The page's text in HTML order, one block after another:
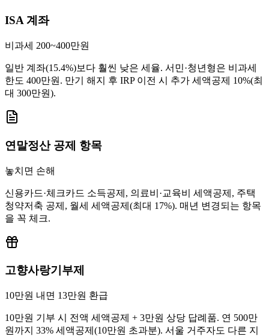
ISA 계좌
비과세 200~400만원
일반 계좌(15.4%)보다 훨씬 낮은 세율. 서민·청년형은 비과세
한도 400만원. 만기 해지 후 IRP 이전 시 추가 세액공제 10%(최
대 300만원).
연말정산 공제 항목
놓치면 손해
신용카드·체크카드 소득공제, 의료비·교육비 세액공제, 주택
청약저축 공제, 월세 세액공제(최대 17%). 매년 변경되는 항목
을 꼭 체크.
고향사랑기부제
10만원 내면 13만원 환급
10만원 기부 시 전액 세액공제 + 3만원 상당 답례품. 연 500만
원까지 33% 세액공제(10만원 초과분). 서울 거주자도 다른 지